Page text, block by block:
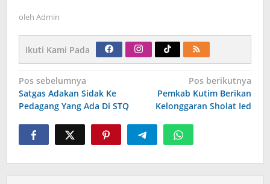
oleh Admin
Ikuti Kami Pada
Navigasi
pos
Pos sebelumnya
Satgas Adakan Sidak Ke
Pedagang Yang Ada Di STQ
Pos berikutnya
Pemkab Kutim Berikan
Kelonggaran Sholat Ied